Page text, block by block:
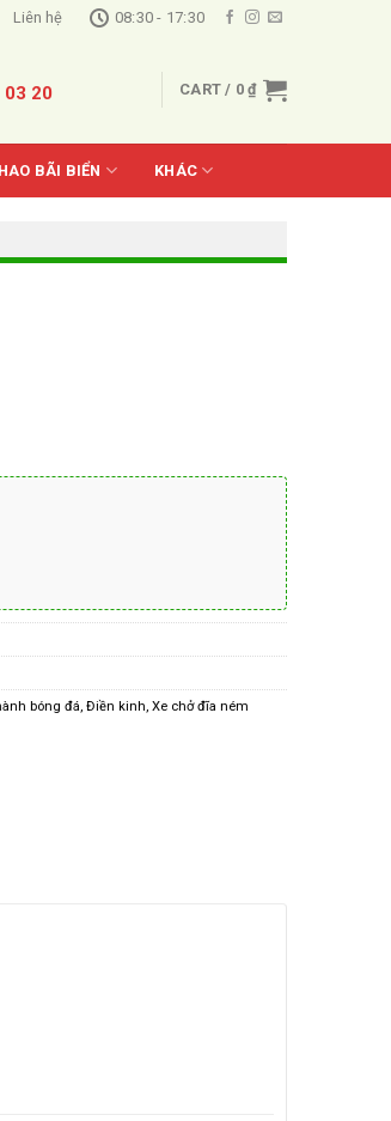
Liên hệ 08:30 - 17:30
03 20
CART / 0₫
BÃI BIỂN KHÁC
bóng đá, Điền kinh, Xe chở đĩa ném